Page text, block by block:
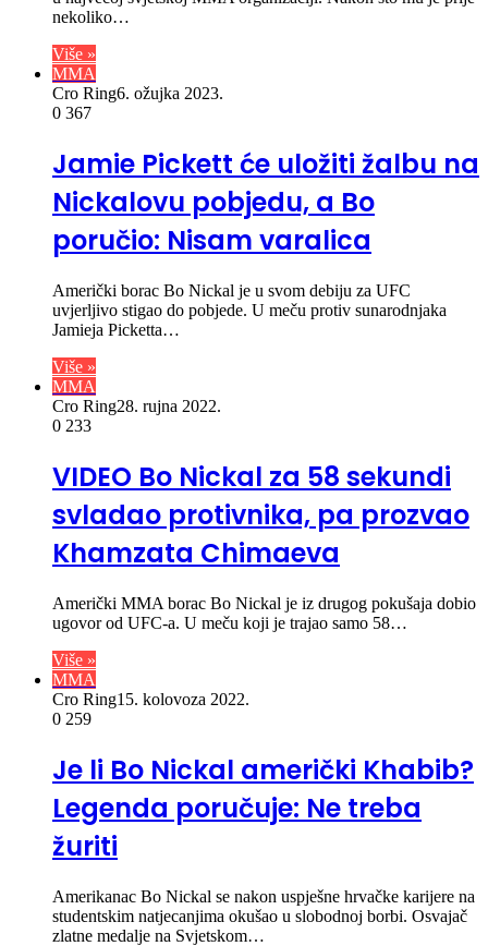
nekoliko…
Više »
MMA
Cro Ring6. ožujka 2023.
0 367
Jamie Pickett će uložiti žalbu na
Nickalovu pobjedu, a Bo
poručio: Nisam varalica
Američki borac Bo Nickal je u svom debiju za UFC
uvjerljivo stigao do pobjede. U meču protiv sunarodnjaka
Jamieja Picketta…
Više »
MMA
Cro Ring28. rujna 2022.
0 233
VIDEO Bo Nickal za 58 sekundi
svladao protivnika, pa prozvao
Khamzata Chimaeva
Američki MMA borac Bo Nickal je iz drugog pokušaja dobio
ugovor od UFC-a. U meču koji je trajao samo 58…
Više »
MMA
Cro Ring15. kolovoza 2022.
0 259
Je li Bo Nickal američki Khabib?
Legenda poručuje: Ne treba
žuriti
Amerikanac Bo Nickal se nakon uspješne hrvačke karijere na
studentskim natjecanjima okušao u slobodnoj borbi. Osvajač
zlatne medalje na Svjetskom…